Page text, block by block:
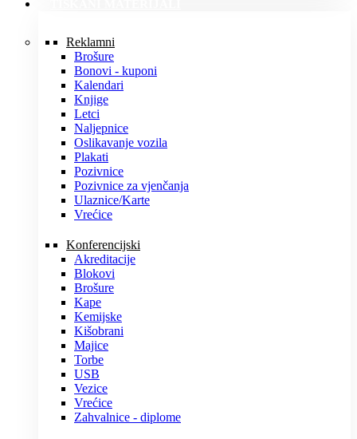
Reklamni
Brošure
Bonovi - kuponi
Kalendari
Knjige
Letci
Naljepnice
Oslikavanje vozila
Plakati
Pozivnice
Pozivnice za vjenčanja
Ulaznice/Karte
Vrećice
Konferencijski
Akreditacije
Blokovi
Brošure
Kape
Kemijske
Kišobrani
Majice
Torbe
USB
Vezice
Vrećice
Zahvalnice - diplome